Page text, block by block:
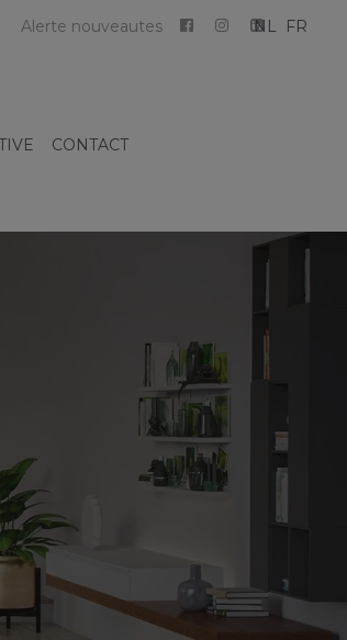
Alerte nouveautes NL FR
CONTACT